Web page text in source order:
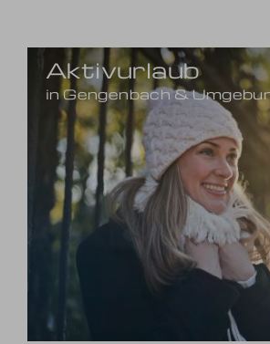
Aktivurlaub
in Gengenbach &